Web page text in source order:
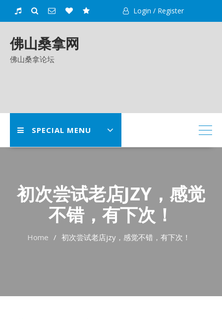
Login / Register
佛山桑拿网
佛山桑拿论坛
SPECIAL MENU
初次尝试老店JZY，感觉
不错，有下次！
Home 初次尝试老店jzy，感觉不错，有下次！